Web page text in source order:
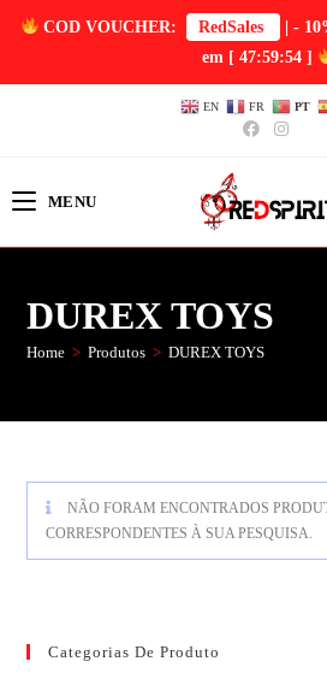
COD VOUCHER: RedSales
| -
em [ 47:59:54 ]
EN FR PT
MENU
DUREX TOYS
Home > Produtos > DUREX TOYS
NÃO FORAM ENCONTRADOS
CORRESPONDENTES À SUA PESQUISA.
Categorias De Produto